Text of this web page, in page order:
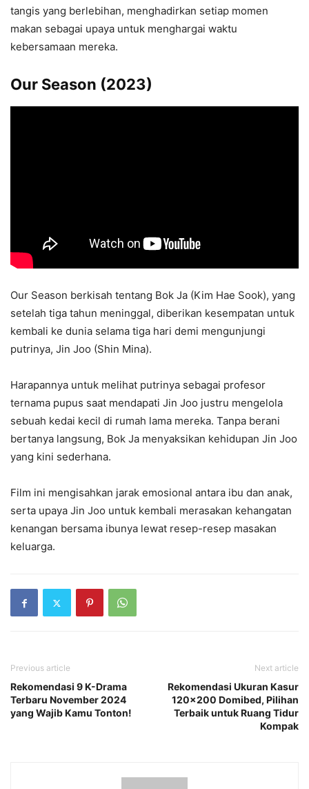
tangis yang berlebihan, menghadirkan setiap momen
makan sebagai upaya untuk menghargai waktu
kebersamaan mereka.
Our Season (2023)
Our Season berkisah tentang Bok Ja (Kim Hae Sook), yang
setelah tiga tahun meninggal, diberikan kesempatan untuk
kembali ke dunia selama tiga hari demi mengunjungi
putrinya, Jin Joo (Shin Mina).
Harapannya untuk melihat putrinya sebagai profesor
ternama pupus saat mendapati Jin Joo justru mengelola
sebuah kedai kecil di rumah lama mereka. Tanpa berani
bertanya langsung, Bok Ja menyaksikan kehidupan Jin Joo
yang kini sederhana.
Film ini mengisahkan jarak emosional antara ibu dan anak,
serta upaya Jin Joo untuk kembali merasakan kehangatan
kenangan bersama ibunya lewat resep-resep masakan
keluarga.
Previous article
Rekomendasi 9 K-Drama
Terbaru November 2024
yang Wajib Kamu Tonton!
Next article
Rekomendasi Ukuran Kasur
120×200 Domibed, Pilihan
Terbaik untuk Ruang Tidur
Kompak